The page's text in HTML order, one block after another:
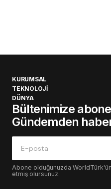
KURUMSAL
TEKNOLOJİ
DÜNYA
Bültenimize
Gündemden
Abone olduğunuzda WorldTürk'ün
etmiş olursunuz.